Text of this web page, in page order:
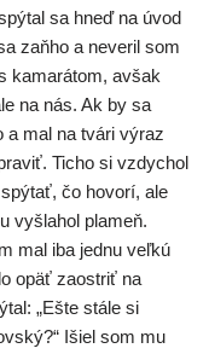
sa hneď na úvod
zaň­ho a neve­ril som
kama­rá­tom, avšak
na nás. Ak by sa
mal na tvá­ri výraz
Ticho si vzdy­chol
čo hovo­rí, ale
vyšla­hol pla­meň.
mal iba jed­nu veľ­kú
opäť zaos­triť na
„Ešte stá­le si
Išiel som mu